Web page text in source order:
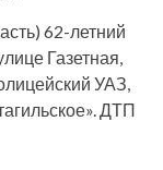
62-летний
Газетная,
УАЗ,
ДТП